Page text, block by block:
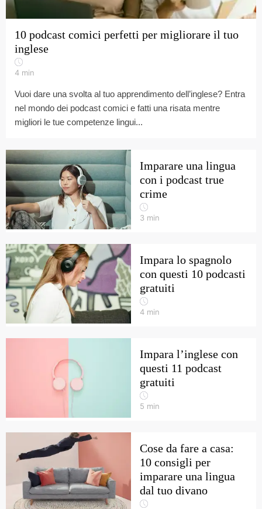
10 podcast comici perfetti per migliorare il tuo
inglese
4 min
Vuoi dare una svolta al tuo apprendimento dell’inglese? Entra
nel mondo dei podcast comici e fatti una risata mentre
migliori le tue competenze lingui...
Imparare una lingua
con i podcast true
crime
3 min
Impara lo spagnolo
con questi 10 podcasti
gratuiti
4 min
Impara l’inglese con
questi 11 podcast
gratuiti
5 min
Cose da fare a casa:
10 consigli per
imparare una lingua
dal tuo divano